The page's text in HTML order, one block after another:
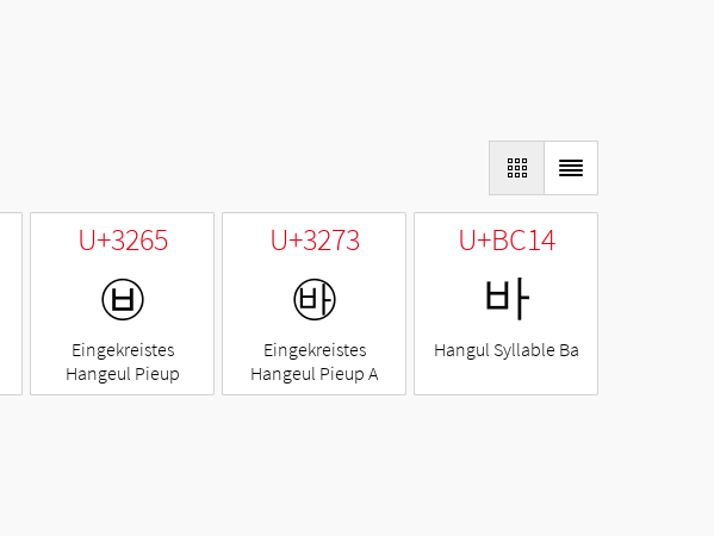
U+3265
㉥
Eingekreistes
Hangeul Pieup
U+3273
㉳
Eingekreistes
Hangeul Pieup A
U+BC14
바
Hangul Syllable Ba